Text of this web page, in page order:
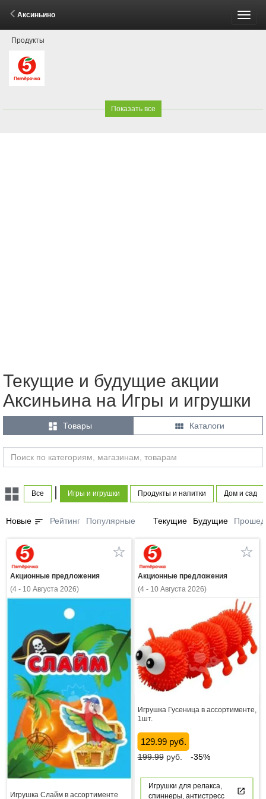
Аксиньино
Продукты
Показать все
Текущие и будущие акции
Аксиньина на Игры и игрушки
 Товары  Каталоги
Все Игры и игрушки Продукты и напитки Дом и сад
Новые sort Рейтинг Популярные Текущие Будущие
Акционные предложения
(4 - 10 Августа 2026)
Игрушка Слайм в ассортименте
Акционные предложения
(4 - 10 Августа 2026)
Игрушка Гусеница в ассортименте,
1шт.
129.99 руб.
199.99руб. -35%
Игрушки для релакса,
спиннеры, антистресс